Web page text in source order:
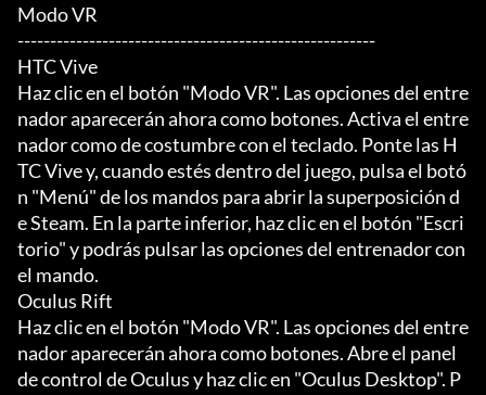
Modo VR
-------------------------------------------------------
HTC Vive
Haz clic en el botón "Modo VR". Las opciones del entre
nador aparecerán ahora como botones. Activa el entre
nador como de costumbre con el teclado. Ponte las H
TC Vive y, cuando estés dentro del juego, pulsa el botó
n "Menú" de los mandos para abrir la superposición d
e Steam. En la parte inferior, haz clic en el botón "Escri
torio" y podrás pulsar las opciones del entrenador con
el mando.
Oculus Rift
Haz clic en el botón "Modo VR". Las opciones del entre
nador aparecerán ahora como botones. Abre el panel
de control de Oculus y haz clic en "Oculus Desktop". P